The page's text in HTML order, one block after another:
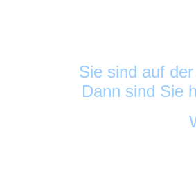
Sie sind auf
Dann sind Sie